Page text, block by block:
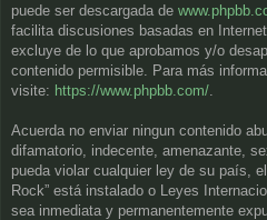
puede ser descargada de
facilita discusiones basadas en
excluye de lo que aprobamos y/o
contenido permisible. Para más
visite: https://www.phpbb.com/
Acuerda no enviar ningun contenido
difamatorio, indecente, amenazante,
pueda violar cualquier ley de su país,
Rock” está instalado o Leyes
sea inmediata y permanentemente